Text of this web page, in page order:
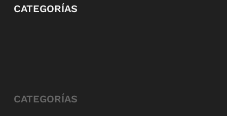
CATEGORÍAS
CATEGORÍAS